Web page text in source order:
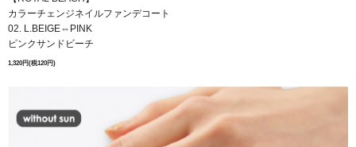
カラーチェンジネイルファンデコート
02. L.BEIGE⇔PINK
ピンクサンドビーチ
1,320円(税120円)